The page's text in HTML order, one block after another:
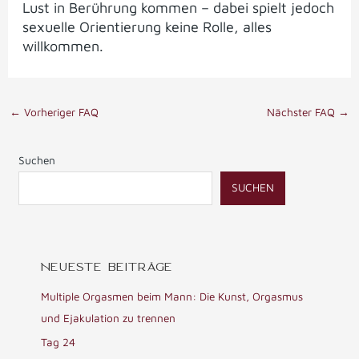
Lust in Berührung kommen – dabei spielt jedoch
sexuelle Orientierung keine Rolle, alles
willkommen.
← Vorheriger FAQ Nächster FAQ →
Suchen
SUCHEN
NEUESTE BEITRÄGE
Multiple Orgasmen beim Mann: Die Kunst, Orgasmus
und Ejakulation zu trennen
Tag 24